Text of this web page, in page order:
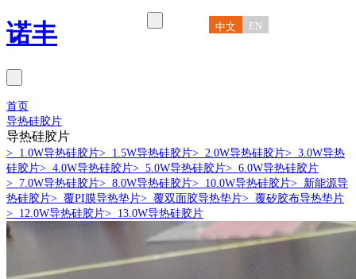
诺丰 中文 EN
首页
导热硅胶片
导热硅胶片
> 1.0W导热硅胶片> 1.5W导热硅胶片> 2.0W导热硅胶片> 3.0W导热
硅胶片> 4.0W导热硅胶片> 5.0W导热硅胶片> 6.0W导热硅胶片
> 7.0W导热硅胶片> 8.0W导热硅胶片> 10.0W导热硅胶片> 新能源导
热硅胶片> 覆PI膜导热垫片> 覆双面胶导热垫片> 覆矽胶布导热垫片
> 12.0W导热硅胶片> 13.0W导热硅胶片